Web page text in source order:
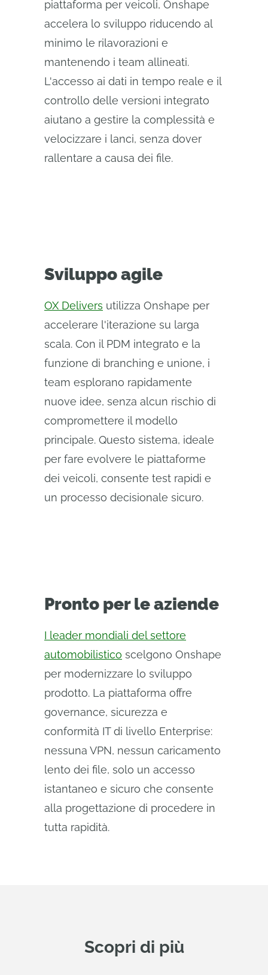
piattaforma per veicoli, Onshape
accelera lo sviluppo riducendo al
minimo le rilavorazioni e
mantenendo i team allineati.
L'accesso ai dati in tempo reale e il
controllo delle versioni integrato
aiutano a gestire la complessità e
velocizzare i lanci, senza dover
rallentare a causa dei file.
Sviluppo agile
OX Delivers utilizza Onshape per
accelerare l'iterazione su larga
scala. Con il PDM integrato e la
funzione di branching e unione, i
team esplorano rapidamente
nuove idee, senza alcun rischio di
compromettere il modello
principale. Questo sistema, ideale
per fare evolvere le piattaforme
dei veicoli, consente test rapidi e
un processo decisionale sicuro.
Pronto per le aziende
I leader mondiali del settore
automobilistico scelgono Onshape
per modernizzare lo sviluppo
prodotto. La piattaforma offre
governance, sicurezza e
conformità IT di livello Enterprise:
nessuna VPN, nessun caricamento
lento dei file, solo un accesso
istantaneo e sicuro che consente
alla progettazione di procedere in
tutta rapidità.
Scopri di più